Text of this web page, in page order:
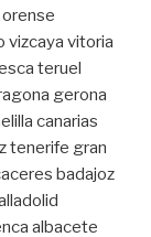
vizcaya vitoria
teruel
gerona
canarias
tenerife gran
badajoz
albacete